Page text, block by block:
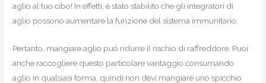
aglio al tuo cibo! In effetti, è stato stabilito che gli integratori di
aglio possono aumentare la funzione del sistema immunitario.
Pertanto, mangiare aglio può ridurre il rischio di raffreddore. Puoi
anche raccogliere questo particolare vantaggio consumando
aglio in qualsiasi forma, quindi non devi mangiare uno spicchio